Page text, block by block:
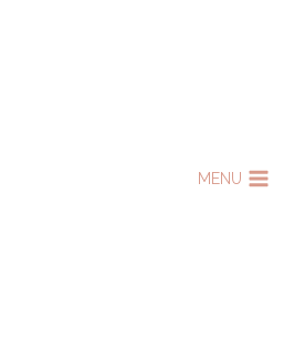
MENU